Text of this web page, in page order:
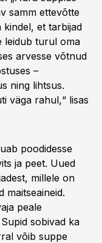
samm ettevõtte
et tarbijad
leidub turul oma
arvesse võtnud
–
ning lihtsus.
väga rahul,“ lisas
poodidesse
ja peet. Uued
millele on
maitseaineid.
peale
sobivad ka
võib suppe